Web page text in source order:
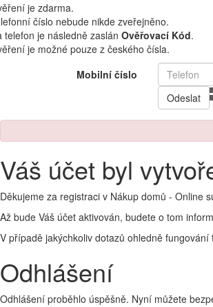
je zdarma.
číslo nebude nikde zveřejněno.
telefon je následně zaslán Ověřovací Kód.
je možné pouze z českého čísla.
Mobilní číslo
Odeslat
Váš účet byl
Děkujeme za registraci v Nákup domů - Online
Až bude Váš účet aktivován, budete o tom
V případě jakýchkoliv dotazů ohledně fungování
Odhlášení
Odhlášení proběhlo úspěšně. Nyní můžete